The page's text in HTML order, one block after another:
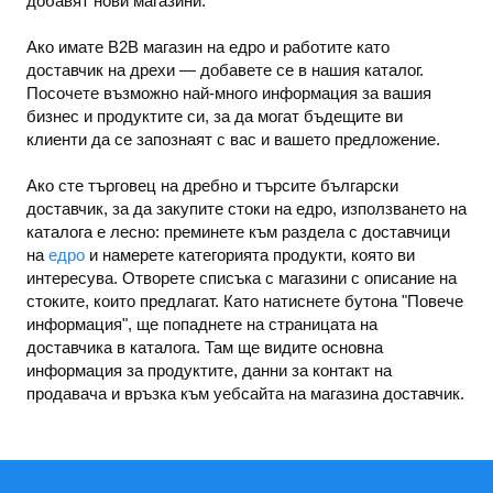
Ако имате B2B магазин на едро и работите като
доставчик на дрехи — добавете се в нашия каталог.
Посочете възможно най-много информация за вашия
бизнес и продуктите си, за да могат бъдещите ви
клиенти да се запознаят с вас и вашето предложение.
Ако сте търговец на дребно и търсите български
доставчик, за да закупите стоки на едро, използването на
каталога е лесно: преминете към раздела с доставчици
на едро и намерете категорията продукти, която ви
интересува. Отворете списъка с магазини с описание на
стоките, които предлагат. Като натиснете бутона "Повече
информация", ще попаднете на страницата на
доставчика в каталога. Там ще видите основна
информация за продуктите, данни за контакт на
продавача и връзка към уебсайта на магазина доставчик.